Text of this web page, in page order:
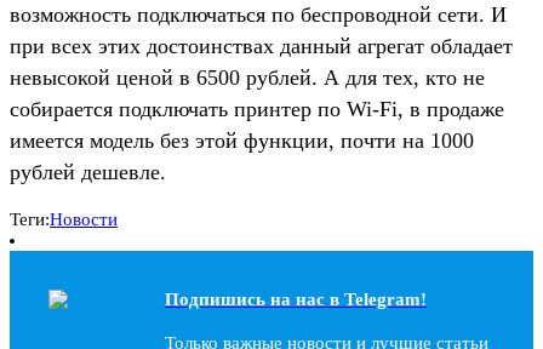
возможность подключаться по беспроводной сети. И
при всех этих достоинствах данный агрегат обладает
невысокой ценой в 6500 рублей. А для тех, кто не
собирается подключать принтер по Wi-Fi, в продаже
имеется модель без этой функции, почти на 1000
рублей дешевле.
Теги:Новости
Подпишись на наc в Telegram!
Только важные новости и лучшие статьи